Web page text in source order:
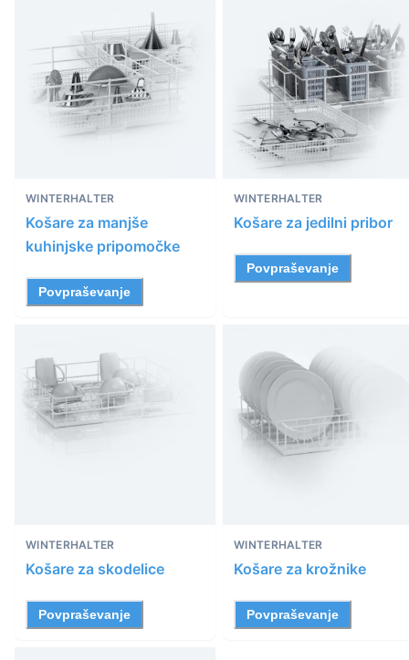
WINTERHALTER
Košare za manjše
kuhinjske pripomočke
Povpraševanje
WINTERHALTER
Košare za jedilni pribor
Povpraševanje
WINTERHALTER
Košare za skodelice
Povpraševanje
WINTERHALTER
Košare za krožnike
Povpraševanje